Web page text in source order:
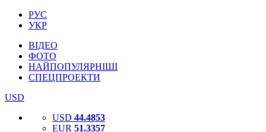
РУС
УКР
ВІДЕО
ФОТО
НАЙПОПУЛЯРНІШІ
СПЕЦПРОЕКТИ
USD
USD 44.4853
EUR 51.3357